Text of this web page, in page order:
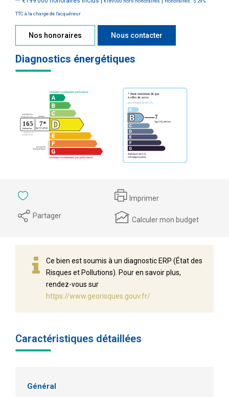
TTC à la charge de l'acquéreur
Nos honoraires Nous contacter
Diagnostics énergétiques
Imprimer
Partager Calculer mon budget
Ce bien est soumis à un diagnostic ERP (État des
Risques et Pollutions). Pour en savoir plus,
rendez-vous sur
https://www.georisques.gouv.fr/
Caractéristiques détaillées
Général